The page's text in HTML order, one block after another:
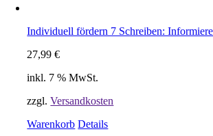
Individuell fördern 7 Schreiben:
27,99€
inkl. 7 % MwSt.
zzgl.Versandkosten
Warenkorb Details